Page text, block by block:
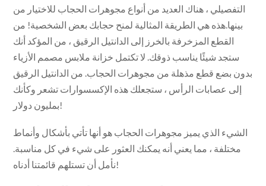
التفصيلي ، هناك العديد من أنواع مجوهرات الحجاب للاختيار من
بينها.هذه هي الطريقة المثالية لمنح حجابك بعض الشخصية! من
القطع المزخرفة بالخرز إلى الدانتيل الرقيق ، من المؤكد أنك
ستجد شيئًا يناسب ذوقك. لا تكتمل خزانة ملابس مصمم الأزياء
بدون بضع قطع مذهلة من مجوهرات الحجاب. من الدانتيل الرقيق
إلى عصابات الرأس ، ستجعلك هذه الإكسسوارات تشعر وكأنك
بمليون دولار!
الشيء الذي يميز مجوهرات الحجاب هو أنها تأتي بأشكال وأنماط
مختلفة ، مما يعني أنه يمكنك العثور على شيء في كل مناسبة.
نأمل أن تستلهم قائمتنا أدناه!